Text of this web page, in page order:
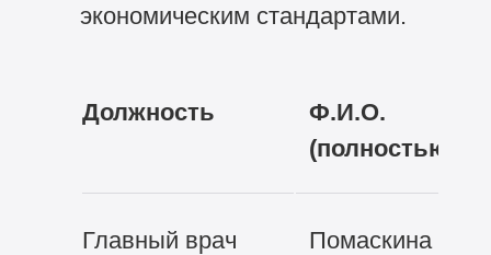
экономическим стандартами.
Должность
Ф.И.О.
(полностью)
Главный врач
Помаскина